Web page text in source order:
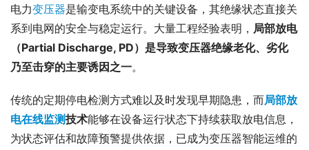
电力变压器是输变电系统中的关键设备，其绝缘状态直接关
系到电网的安全与稳定运行。大量工程经验表明， 局部放电
（Partial Discharge, PD）是导致变压器绝缘老化、劣化
乃至击穿的主要诱因之一。
传统的定期停电检测方式难以及时发现早期隐患，而局部放
电在线监测技术能够在设备运行状态下持续获取放电信息，
为状态评估和故障预警提供依据，已成为变压器智能运维的